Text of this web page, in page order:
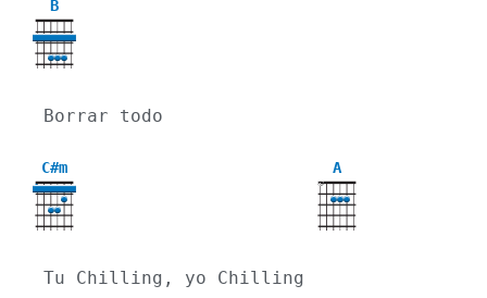
B
Borrar todo
C#m
4
A
X
Tu Chilling, yo Chilling